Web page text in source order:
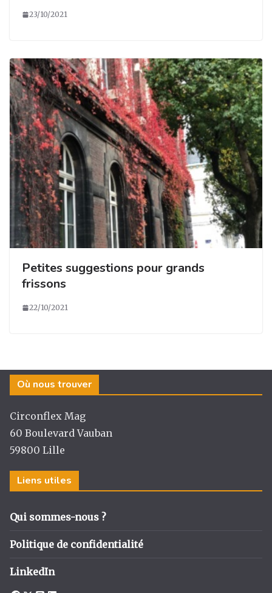
23/10/2021
Petites suggestions pour grands
frissons
22/10/2021
Où nous trouver
Circonflex Mag
60 Boulevard Vauban
59800 Lille
Liens utiles
Qui sommes-nous ?
Politique de confidentialité
LinkedIn